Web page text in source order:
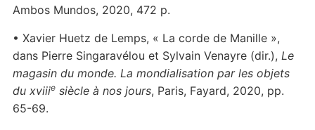
Ambos Mundos, 2020, 472 p.
• Xavier Huetz de Lemps, « La corde de Manille »,
dans Pierre Singaravélou et Sylvain Venayre (dir.), Le
magasin du monde. La mondialisation par les objets
du xviiiesiècle à nos jours, Paris, Fayard, 2020, pp.
65-69.